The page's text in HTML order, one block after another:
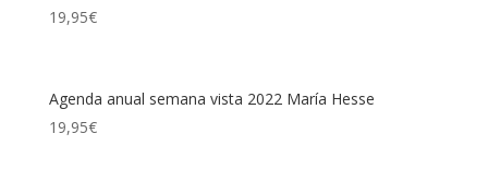
19,95€
Agenda anual semana vista 2022 María Hesse
19,95€